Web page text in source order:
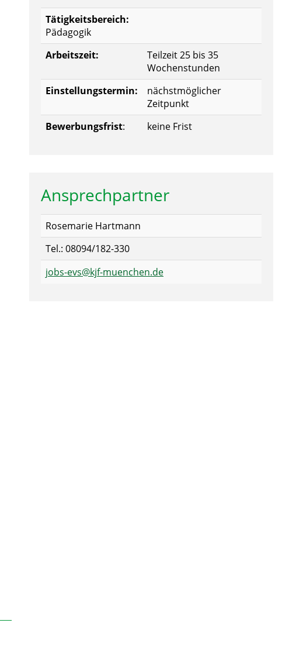
Tätigkeitsbereich:
Pädagogik
Arbeitszeit:
Teilzeit 25 bis 35
Wochenstunden
Einstellungstermin:
nächstmöglicher
Zeitpunkt
Bewerbungsfrist: keine Frist
Ansprechpartner
Rosemarie Hartmann
Tel.: 08094/182-330
jobs-evs@kjf-muenchen.de